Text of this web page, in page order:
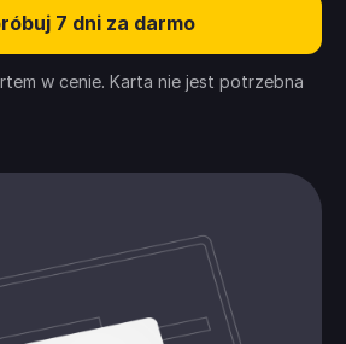
7 dni za darmo
w cenie. Karta nie jest potrzebna